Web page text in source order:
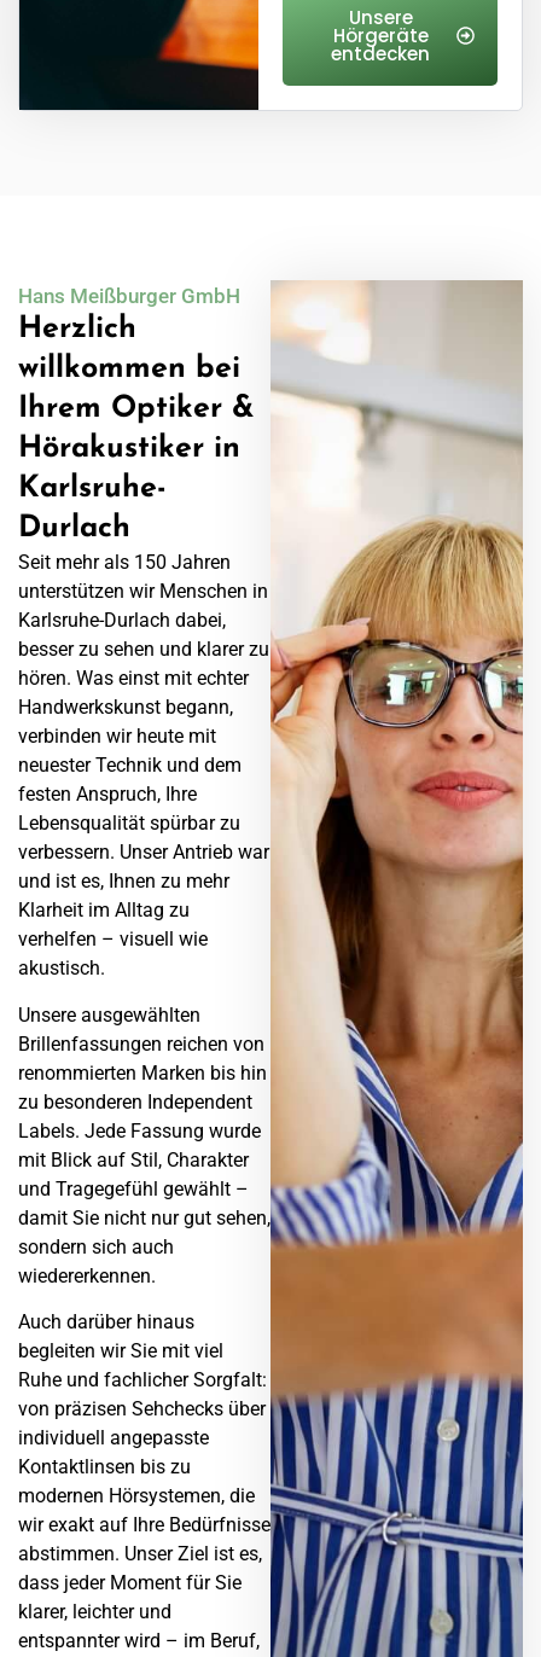
Unsere
Hörgeräte
entdecken
Hans Meißburger GmbH
Herzlich
willkommen bei
Ihrem Optiker &
Hörakustiker in
Karlsruhe-
Durlach
Seit mehr als 150 Jahren
unterstützen wir Menschen in
Karlsruhe-Durlach dabei,
besser zu sehen und klarer zu
hören. Was einst mit echter
Handwerkskunst begann,
verbinden wir heute mit
neuester Technik und dem
festen Anspruch, Ihre
Lebensqualität spürbar zu
verbessern. Unser Antrieb war
und ist es, Ihnen zu mehr
Klarheit im Alltag zu
verhelfen – visuell wie
akustisch.
Unsere ausgewählten
Brillenfassungen reichen von
renommierten Marken bis hin
zu besonderen Independent
Labels. Jede Fassung wurde
mit Blick auf Stil, Charakter
und Tragegefühl gewählt –
damit Sie nicht nur gut sehen,
sondern sich auch
wiedererkennen.
Auch darüber hinaus
begleiten wir Sie mit viel
Ruhe und fachlicher Sorgfalt:
von präzisen Sehchecks über
individuell angepasste
Kontaktlinsen bis zu
modernen Hörsystemen, die
wir exakt auf Ihre Bedürfnisse
abstimmen. Unser Ziel ist es,
dass jeder Moment für Sie
klarer, leichter und
entspannter wird – im Beruf,